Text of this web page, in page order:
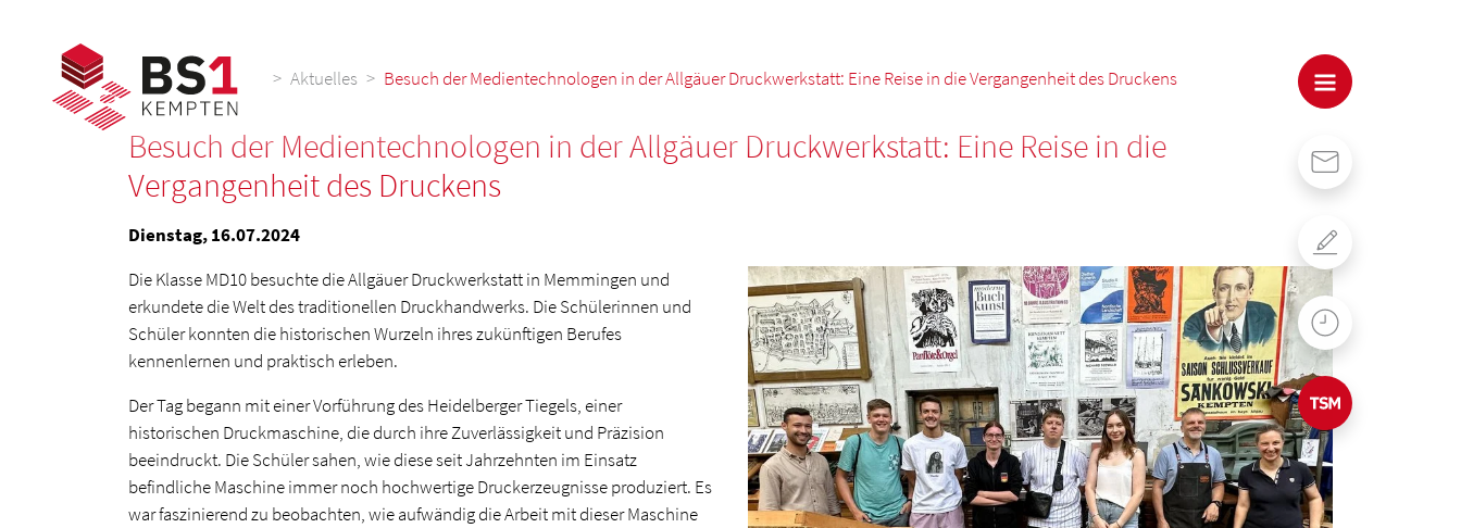
> Aktuelles Besuch der Medientechnologen in der Allgäuer Druckwerkstatt: Eine Reise in die Vergangenheit des Druckens
Besuch der Medientechnologen in der Allgäuer Druckwerkstatt: Eine Reise in die
Vergangenheit des Druckens
Dienstag, 16.07.2024
Die Klasse MD10 besuchte die Allgäuer Druckwerkstatt in Memmingen und
erkundete die Welt des traditionellen Druckhandwerks. Die Schülerinnen und
Schüler konnten die historischen Wurzeln ihres zukünftigen Berufes
kennenlernen und praktisch erleben.
Der Tag begann mit einer Vorführung des Heidelberger Tiegels, einer
historischen Druckmaschine, die durch ihre Zuverlässigkeit und Präzision
beeindruckt. Die Schüler sahen, wie diese seit Jahrzehnten im Einsatz
befindliche Maschine immer noch hochwertige Druckerzeugnisse produziert. Es
war faszinierend zu beobachten, wie aufwändig die Arbeit mit dieser Maschine